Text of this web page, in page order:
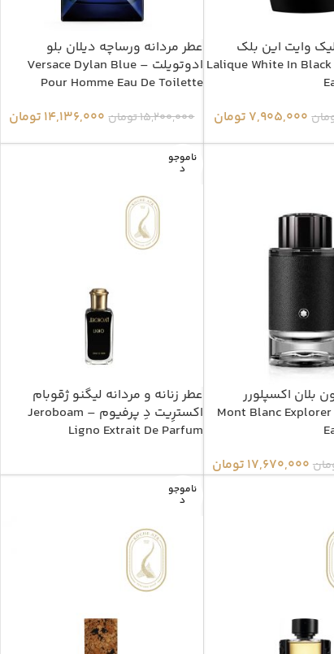
وایت این بلک
ادوپرفیوم – Lalique White In Black
7,905,000 تومان
عطر مردانه ورساچه دیلان بلو
ادوتویلت – Versace Dylan Blue
Pour Homme Eau De Toilette
15,200,000تومان 14,136,000 تومان
بلان اکسپلورر
ادوپرفیوم – Mont Blanc Explorer
17,670,000 تومان
ناموجو
د
عطر زنانه و مردانه لیگنو ژقوبام
اکسترِیت دِ پرفیوم – Jeroboam
Ligno Extrait De Parfum
ناموجو
د